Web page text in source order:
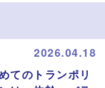
2026.04.18
てのトランポリ